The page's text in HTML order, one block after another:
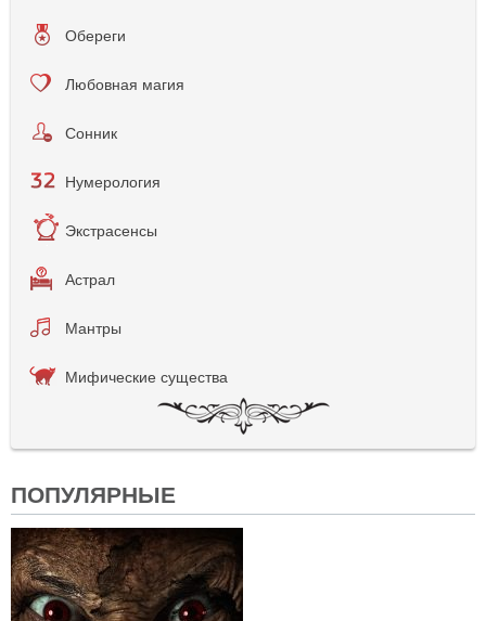
Обереги
Любовная магия
Сонник
Нумерология
Экстрасенсы
Астрал
Мантры
Мифические существа
ПОПУЛЯРНЫЕ